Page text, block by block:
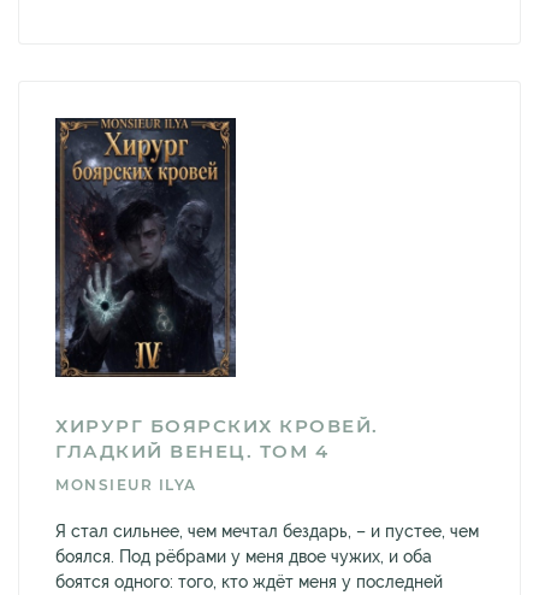
ХИРУРГ БОЯРСКИХ КРОВЕЙ.
ГЛАДКИЙ ВЕНЕЦ. ТОМ 4
MONSIEUR ILYA
Я стал сильнее, чем мечтал бездарь, – и пустее, чем
боялся. Под рёбрами у меня двое чужих, и оба
боятся одного: того, кто ждёт меня у последней